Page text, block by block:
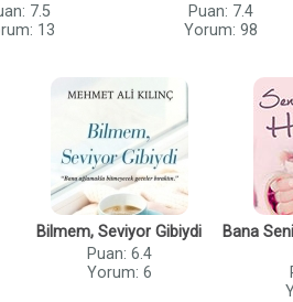
7.5
13
Puan: 7.4
Yorum: 98
Bilmem, Seviyor Gibiydi
Puan: 6.4
Yorum: 6
Bana